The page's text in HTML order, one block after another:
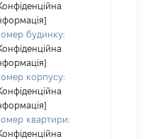
будинку:
корпусу:
квартири: